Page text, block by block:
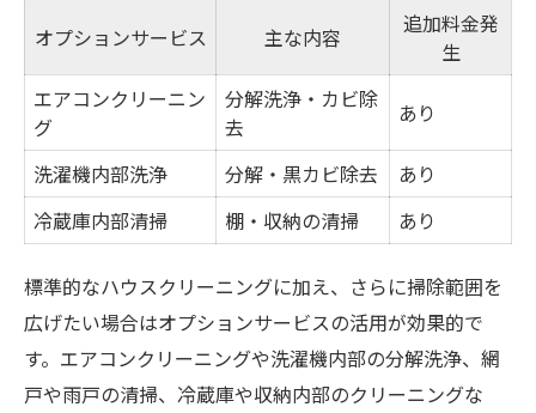
オプションサービス 主な内容
追加料金発
生
エアコンクリーニン
グ
分解洗浄・カビ除
去
あり
洗濯機内部洗浄 分解・黒カビ除去
あり
冷蔵庫内部清掃
棚・収納の清掃 あり
標準的なハウスクリーニングに加え、さらに掃除範囲を
広げたい場合はオプションサービスの活用が効果的で
す。エアコンクリーニングや洗濯機内部の分解洗浄、網
戸や雨戸の清掃、冷蔵庫や収納内部のクリーニングな